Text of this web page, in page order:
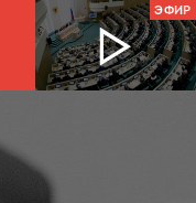
ЭФИР